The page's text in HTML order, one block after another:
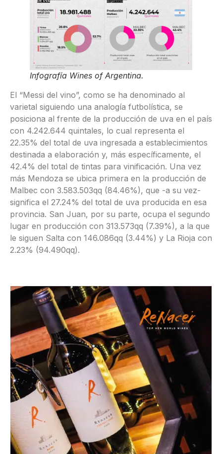
Infografía Wines of Argentina.
El “Messi del vino”, como se ha denominado al
varietal siguiendo una analogía futbolística, se
posiciona al frente de la producción de uva en el país
con 4.242.644 quintales, lo cual representa el
22.35% del total de uva ingresada a establecimientos
destinada a elaboración y, más específicamente, el
42.4% del total de tintas para vinificación. Una vez
más Mendoza se ubica primera en la producción de
Malbec con 3.583.503qq (84.46%), que -a su vez-
significa el 27.24% del total de uva producida en esa
provincia. San Juan, por su parte, ocupa el segundo
lugar en producción con 313.573qq (7.39%), a la que
le siguen Salta con 146.086qq (3.44%) y La Rioja con
2.23% (94.490qq).